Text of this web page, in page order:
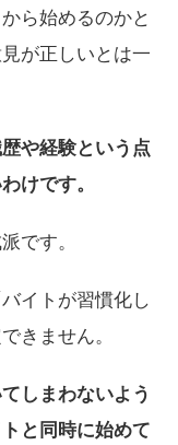
ら始めるのかと
が正しいとは一
や経験という点
けです。
です。
イトが習慣化し
きません。
しまわないよう
と同時に始めて